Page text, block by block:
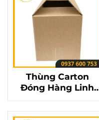
Thùng Carton
Đóng Hàng Linh
Hoạt – Phù Hợp
Mọi Quy Cách Sản